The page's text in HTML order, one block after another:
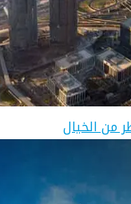
من الخيال